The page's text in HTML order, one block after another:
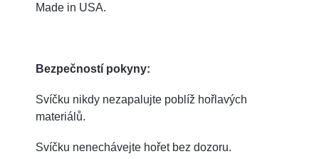
Made in USA.
Bezpečností pokyny:
Svíčku nikdy nezapalujte poblíž hořlavých
materiálů.
Svíčku nenechávejte hořet bez dozoru.